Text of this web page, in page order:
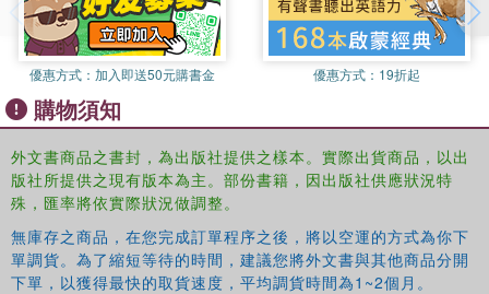
優惠方式： 加入即送50元購書金 優惠方式： 19折起
購物須知
外文書商品之書封，為出版社提供之樣本。實際出貨商品，以出
版社所提供之現有版本為主。部份書籍，因出版社供應狀況特
殊，匯率將依實際狀況做調整。
無庫存之商品，在您完成訂單程序之後，將以空運的方式為你下
單調貨。為了縮短等待的時間，建議您將外文書與其他商品分開
下單，以獲得最快的取貨速度，平均調貨時間為1~2個月。